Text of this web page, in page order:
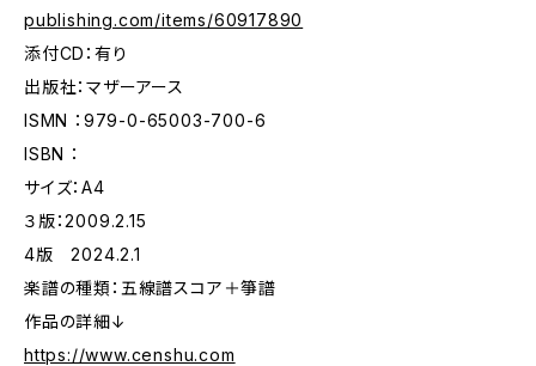
publishing.com/items/60917890
添付CD：有り
出版社：マザーアース
ISMN ：979-0-65003-700-6
ISBN ：
サイズ：A4
３版：2009.2.15
4版 2024.2.1
楽譜の種類：五線譜スコア＋箏譜
作品の詳細↓
https://www.censhu.com